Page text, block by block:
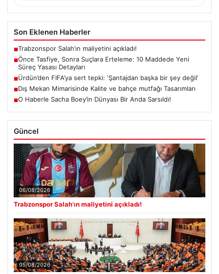
Son Eklenen Haberler
■Trabzonspor Salah’ın maliyetini açıkladı!
■Önce Tasfiye, Sonra Suçlara Erteleme: 10 Maddede Yeni
Süreç Yasası Detayları
■Ürdün’den FIFA’ya sert tepki: ‘Şantajdan başka bir şey değil’
■Dış Mekan Mimarisinde Kalite ve bahçe mutfağı Tasarımları
■O Haberle Sacha Boey’in Dünyası Bir Anda Sarsıldı!
Güncel
06/08/2026
Trabzonspor Salah’ın maliyetini açıkladı!
05/08/2026